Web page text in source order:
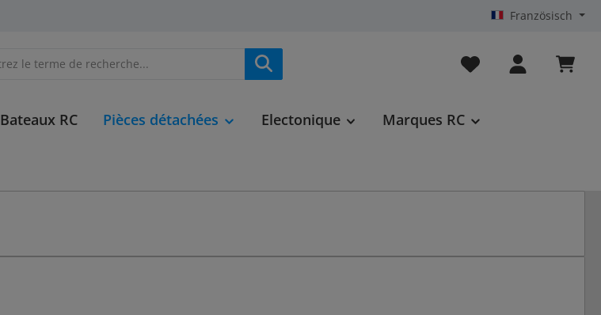
Französisch
Vous avez 0 articles
Bateaux RC Pièces détachées Electonique Marques RC